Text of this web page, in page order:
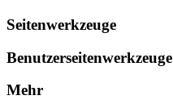
Seitenwerkzeuge
Benutzerseitenwerkzeuge
Mehr